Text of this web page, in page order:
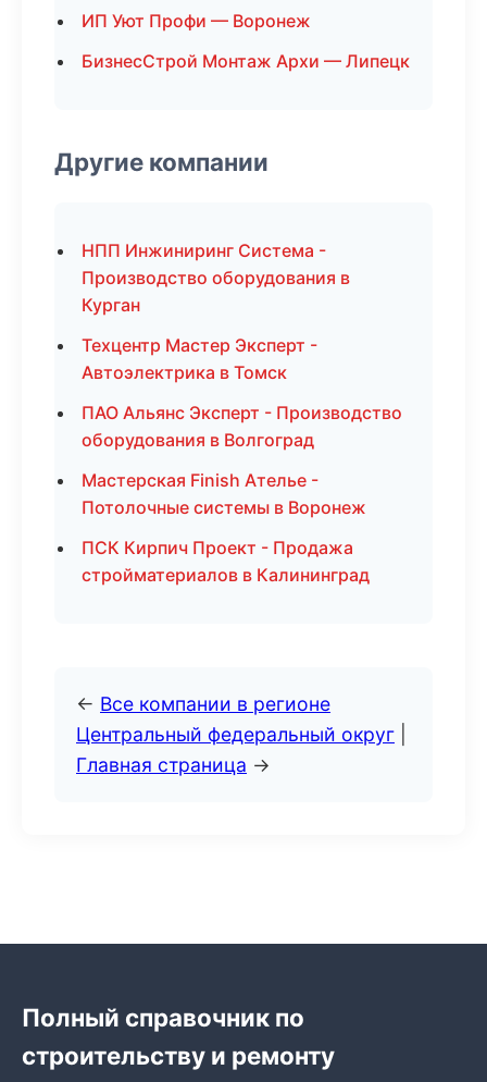
ИП Уют Профи — Воронеж
БизнесСтрой Монтаж Архи — Липецк
Другие компании
НПП Инжиниринг Система -
Производство оборудования в
Курган
Техцентр Мастер Эксперт -
Автоэлектрика в Томск
ПАО Альянс Эксперт - Производство
оборудования в Волгоград
Мастерская Finish Ателье -
Потолочные системы в Воронеж
ПСК Кирпич Проект - Продажа
стройматериалов в Калининград
← Все компании в регионе
Центральный федеральный округ
Главная страница →
Полный справочник по
строительству и ремонту